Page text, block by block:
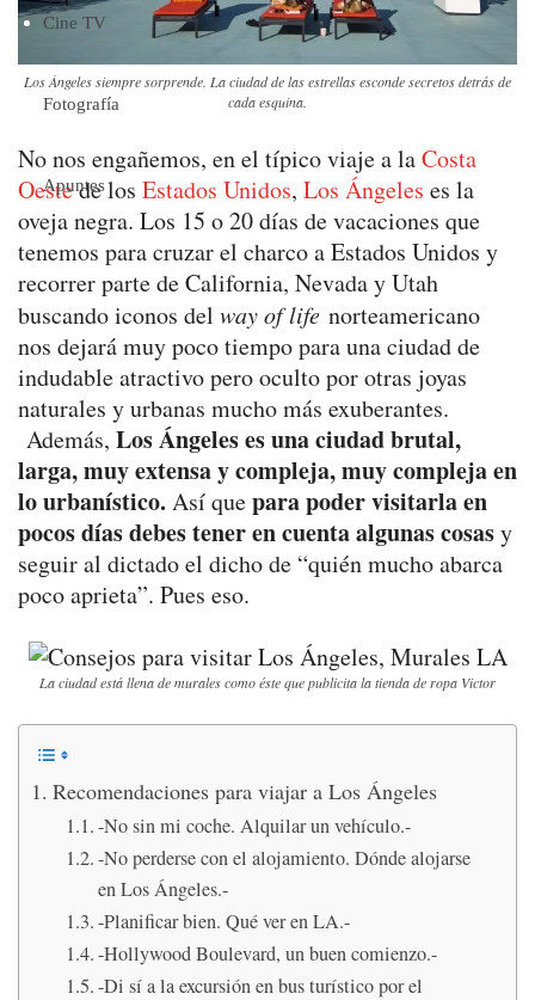
Cine TV
Fotografía
Apuntes
Los Ángeles siempre sorprende. La ciudad de las estrellas esconde secretos detrás de
cada esquina.
No nos engañemos, en el típico viaje a laCosta
Oestede los Estados Unidos, Los Ángeles es la
oveja negra. Los 15 o 20 días de vacaciones que
tenemos para cruzar el charco a Estados Unidos y
recorrer parte de California, Nevada y Utah
buscando iconos del way of life norteamericano
nos dejará muy poco tiempo para una ciudad de
indudable atractivo pero oculto por otras joyas
naturales y urbanas mucho más exuberantes.
Además, Los Ángeles es una ciudad brutal,
larga, muy extensa y compleja, muy compleja en
lo urbanístico. Así quepara poder visitarla en
pocos días debes tener en cuenta algunas cosasy
seguir al dictado el dicho de “quién mucho abarca
poco aprieta”. Pues eso.
La ciudad está llena de murales como éste que publicita la tienda de ropa Victor
Recomendaciones para viajar a Los Ángeles
-No sin mi coche. Alquilar un vehículo.-
-No perderse con el alojamiento. Dónde alojarse
en Los Ángeles.-
-Planificar bien. Qué ver en LA.-
-Hollywood Boulevard, un buen comienzo.-
-Di sí a la excursión en bus turístico por el